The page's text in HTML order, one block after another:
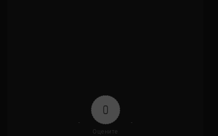
0
Оцените